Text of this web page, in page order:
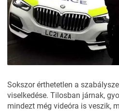
Sokszor érthetetlen a
viselkedése. Tilosban járnak,
mindezt még videóra is veszik,